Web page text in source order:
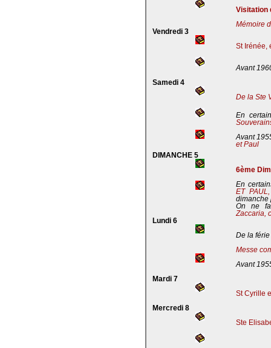
Visitation
Mémoire
Vendredi 3
St Irénée,
Avant
Samedi 4
De la Ste
En
Avant
et Paul
DIMANCHE 5
6ème
En
ET
dimanche
On ne
Zaccaria,
Lundi 6
De la férie
Messe
Avant
Mardi 7
St Cyrille
Mercredi 8
Ste